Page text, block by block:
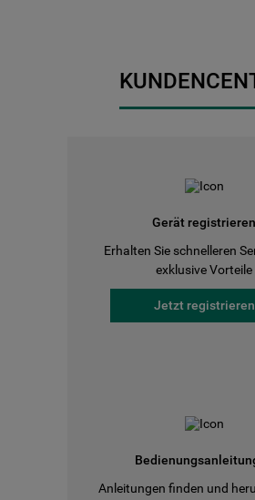
Gerät registrieren
Erhalten Sie schnelleren
exklusive Vorteile
Jetzt registrieren
Anleitungen finden und